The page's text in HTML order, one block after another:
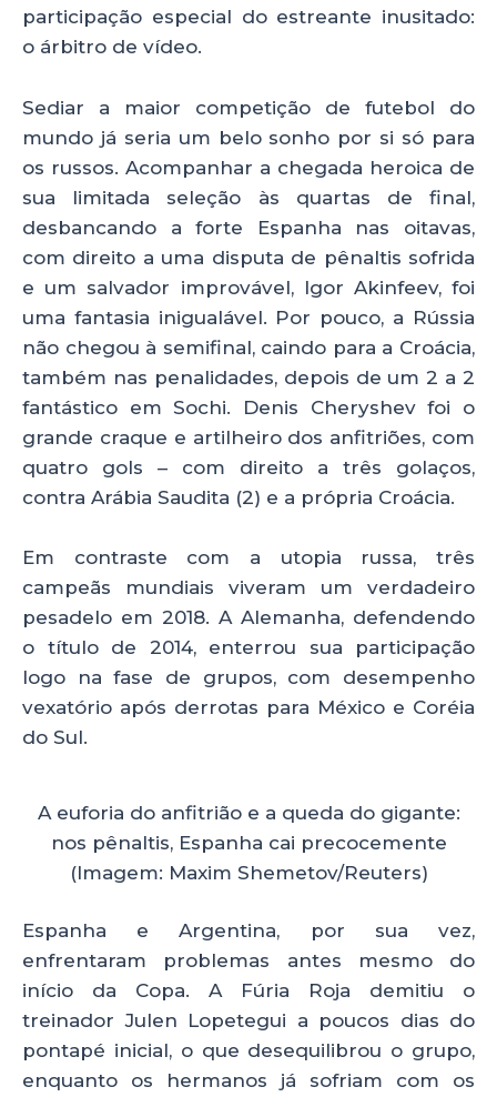
participação especial do estreante inusitado:
o árbitro de vídeo.
Sediar a maior competição de futebol do
mundo já seria um belo sonho por si só para
os russos. Acompanhar a chegada heroica de
sua limitada seleção às quartas de final,
desbancando a forte Espanha nas oitavas,
com direito a uma disputa de pênaltis sofrida
e um salvador improvável, Igor Akinfeev, foi
uma fantasia inigualável. Por pouco, a Rússia
não chegou à semifinal, caindo para a Croácia,
também nas penalidades, depois de um 2 a 2
fantástico em Sochi. Denis Cheryshev foi o
grande craque e artilheiro dos anfitriões, com
quatro gols – com direito a três golaços,
contra Arábia Saudita (2) e a própria Croácia.
Em contraste com a utopia russa, três
campeãs mundiais viveram um verdadeiro
pesadelo em 2018. A Alemanha, defendendo
o título de 2014, enterrou sua participação
logo na fase de grupos, com desempenho
vexatório após derrotas para México e Coréia
do Sul.
A euforia do anfitrião e a queda do gigante:
nos pênaltis, Espanha cai precocemente
(Imagem: Maxim Shemetov/Reuters)
Espanha e Argentina, por sua vez,
enfrentaram problemas antes mesmo do
início da Copa. A Fúria Roja demitiu o
treinador Julen Lopetegui a poucos dias do
pontapé inicial, o que desequilibrou o grupo,
enquanto os hermanos já sofriam com os